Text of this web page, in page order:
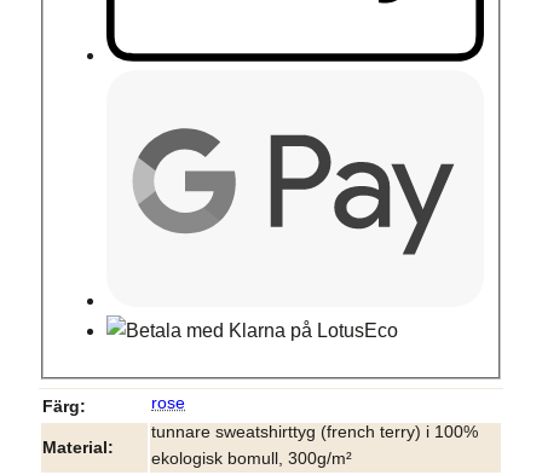
Färg rose
Material
tunnare sweatshirttyg (french terry) i 100%
ekologisk bomull, 300g/m²